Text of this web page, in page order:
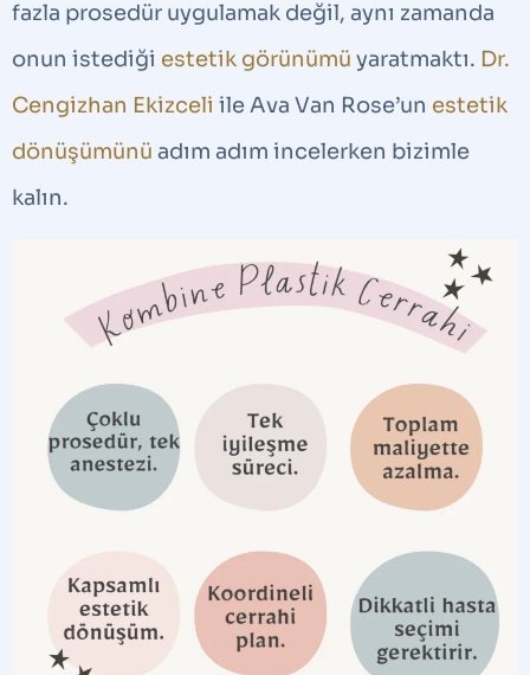
fazla prosedür uygulamak değil, aynı zamanda
onun istediği estetik görünümü yaratmaktı. Dr.
Cengizhan Ekizceli ile Ava Van Rose’un estetik
dönüşümünü adım adım incelerken bizimle
kalın.